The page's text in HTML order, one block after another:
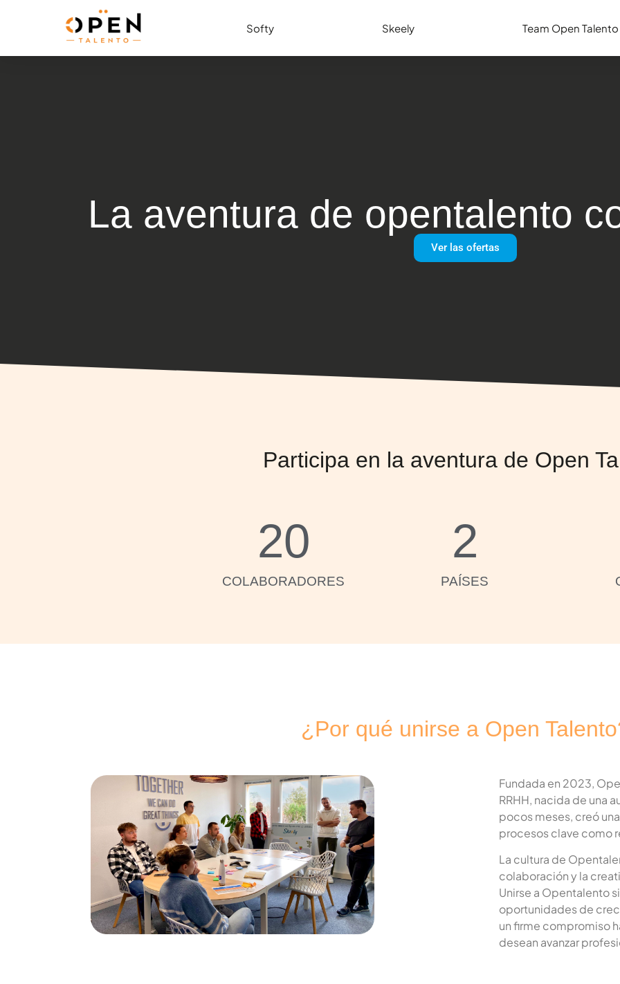
sus
del
Acompañe
su
Softy Skeely Team Open Talento
La aventura de opentalento
Ver las ofertas
Participa en la aventura de Open
COLABORADORES
20
PAÍSES
2
¿Por qué unirse a Open
Fundada en 2023,
RRHH, nacida de una
pocos meses, creó
procesos clave como
La cultura de
colaboración y la
Unirse a Opentalento
oportunidades de
un firme compromiso
desean avanzar